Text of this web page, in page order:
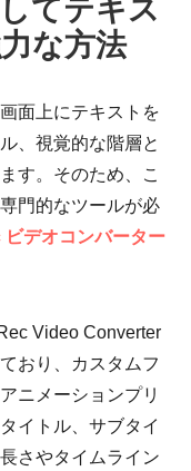
てテキス
な方法
面上にテキストを
、視覚的な階層と
す。そのため、こ
門的なツールが必
デオコンバーター
Video Converter
おり、カスタムフ
ニメーションプリ
イトル、サブタイ
さやタイムライン